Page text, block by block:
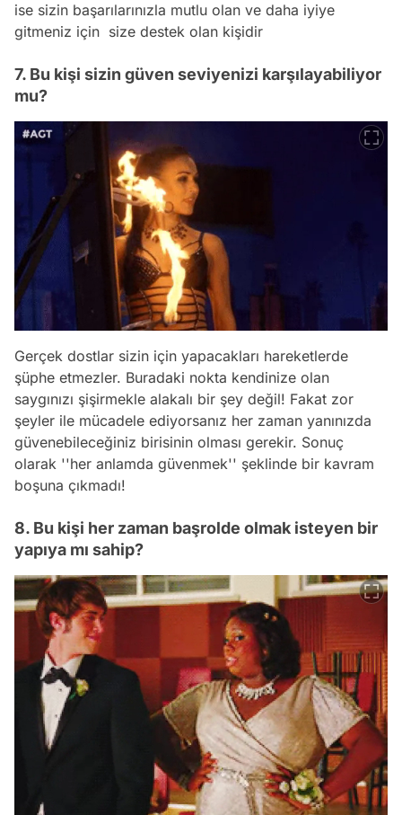
ise sizin başarılarınızla mutlu olan ve daha iyiye
gitmeniz için size destek olan kişidir
7. Bu kişi sizin güven seviyenizi karşılayabiliyor
mu?
Gerçek dostlar sizin için yapacakları hareketlerde
şüphe etmezler. Buradaki nokta kendinize olan
saygınızı şişirmekle alakalı bir şey değil! Fakat zor
şeyler ile mücadele ediyorsanız her zaman yanınızda
güvenebileceğiniz birisinin olması gerekir. Sonuç
olarak ''her anlamda güvenmek'' şeklinde bir kavram
boşuna çıkmadı!
8. Bu kişi her zaman başrolde olmak isteyen bir
yapıya mı sahip?